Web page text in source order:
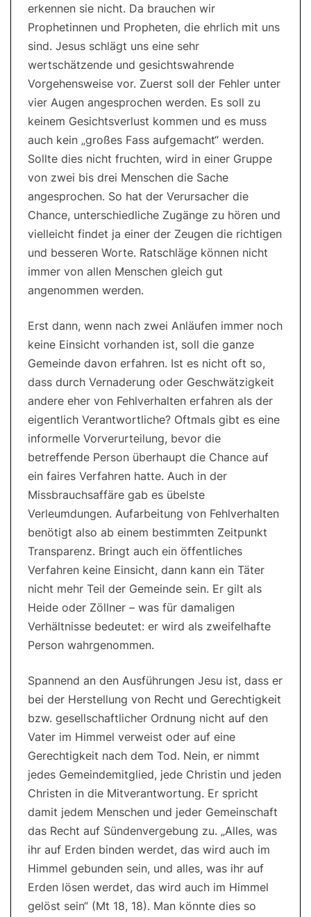
erkennen sie nicht. Da brauchen wir
Prophetinnen und Propheten, die ehrlich mit uns
sind. Jesus schlägt uns eine sehr
wertschätzende und gesichtswahrende
Vorgehensweise vor. Zuerst soll der Fehler unter
vier Augen angesprochen werden. Es soll zu
keinem Gesichtsverlust kommen und es muss
auch kein „großes Fass aufgemacht“ werden.
Sollte dies nicht fruchten, wird in einer Gruppe
von zwei bis drei Menschen die Sache
angesprochen. So hat der Verursacher die
Chance, unterschiedliche Zugänge zu hören und
vielleicht findet ja einer der Zeugen die richtigen
und besseren Worte. Ratschläge können nicht
immer von allen Menschen gleich gut
angenommen werden.
Erst dann, wenn nach zwei Anläufen immer noch
keine Einsicht vorhanden ist, soll die ganze
Gemeinde davon erfahren. Ist es nicht oft so,
dass durch Vernaderung oder Geschwätzigkeit
andere eher von Fehlverhalten erfahren als der
eigentlich Verantwortliche? Oftmals gibt es eine
informelle Vorverurteilung, bevor die
betreffende Person überhaupt die Chance auf
ein faires Verfahren hatte. Auch in der
Missbrauchsaffäre gab es übelste
Verleumdungen. Aufarbeitung von Fehlverhalten
benötigt also ab einem bestimmten Zeitpunkt
Transparenz. Bringt auch ein öffentliches
Verfahren keine Einsicht, dann kann ein Täter
nicht mehr Teil der Gemeinde sein. Er gilt als
Heide oder Zöllner – was für damaligen
Verhältnisse bedeutet: er wird als zweifelhafte
Person wahrgenommen.
Spannend an den Ausführungen Jesu ist, dass er
bei der Herstellung von Recht und Gerechtigkeit
bzw. gesellschaftlicher Ordnung nicht auf den
Vater im Himmel verweist oder auf eine
Gerechtigkeit nach dem Tod. Nein, er nimmt
jedes Gemeindemitglied, jede Christin und jeden
Christen in die Mitverantwortung. Er spricht
damit jedem Menschen und jeder Gemeinschaft
das Recht auf Sündenvergebung zu. „Alles, was
ihr auf Erden binden werdet, das wird auch im
Himmel gebunden sein, und alles, was ihr auf
Erden lösen werdet, das wird auch im Himmel
gelöst sein“ (Mt 18, 18). Man könnte dies so